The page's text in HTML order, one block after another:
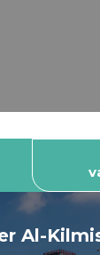
Al-